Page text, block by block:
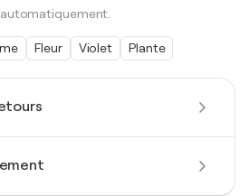
Fleur Violet Plante